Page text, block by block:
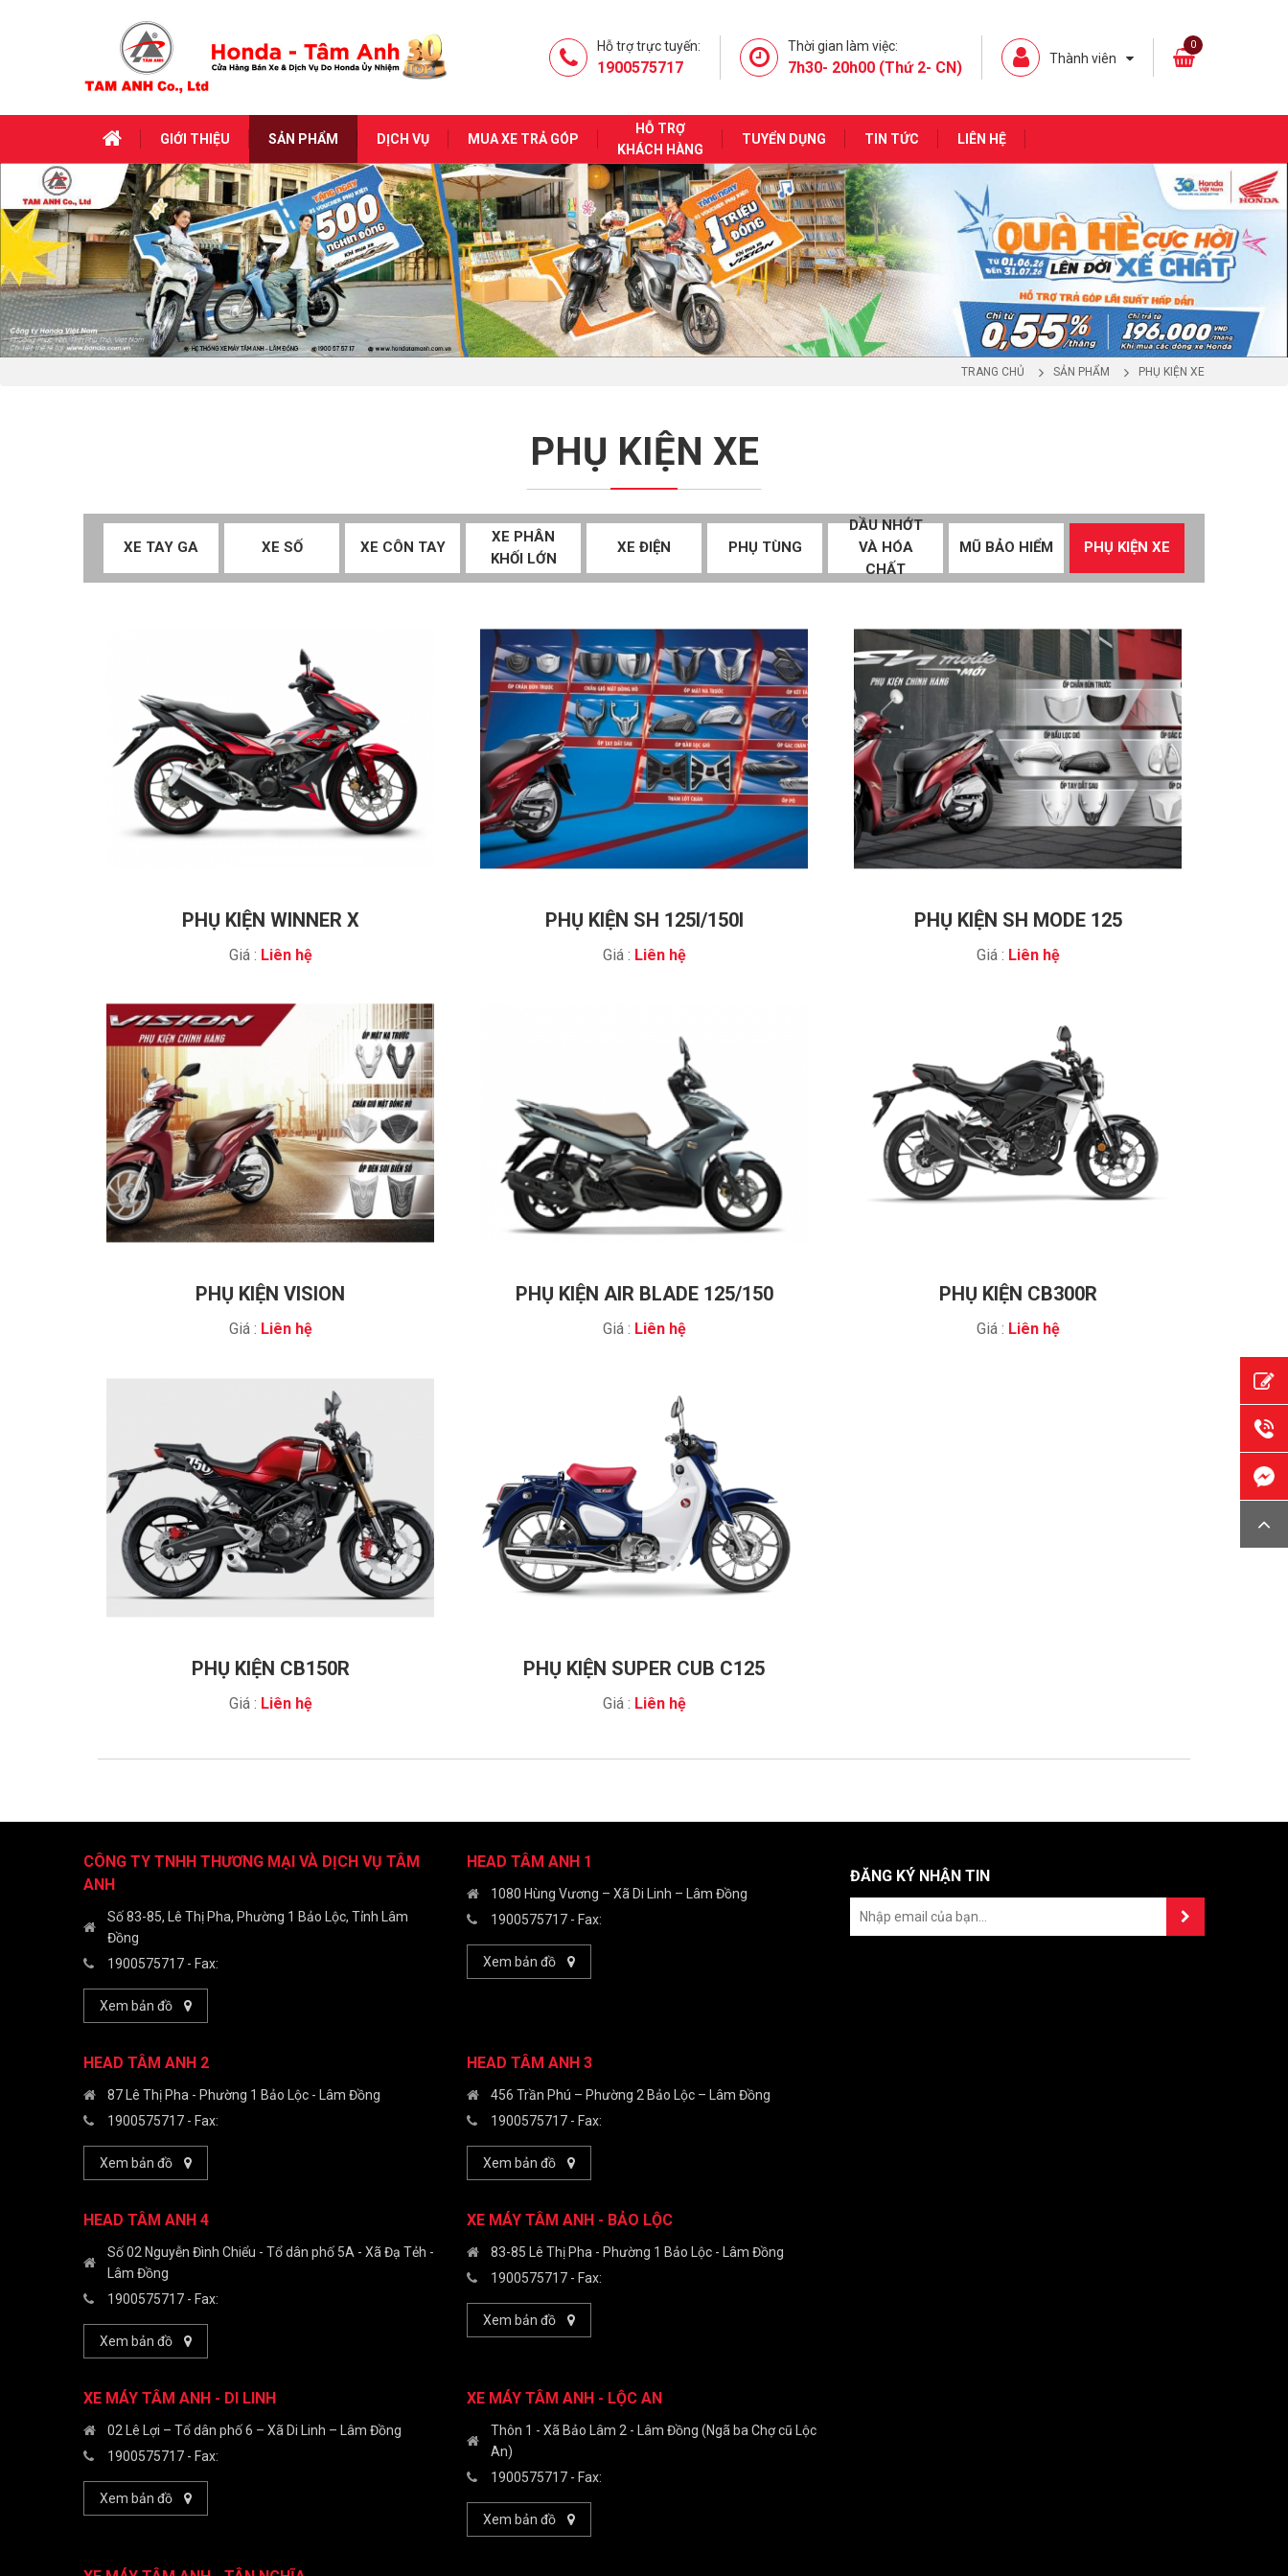
Hỗ trợ trực tuyến:
1900575717
Thời gian làm việc:
7h30- 20h00 (Thứ 2- CN) Thành viên
0
GIỚI THIỆU SẢN PHẨM DỊCH VỤ MUA XE TRẢ GÓP
HỖ TRỢ
KHÁCH HÀNG
TUYỂN DỤNG TIN TỨC LIÊN HỆ
TRANG CHỦ SẢN PHẨM PHỤ KIỆN XE
PHỤ KIỆN XE
XE TAY GA XE SỐ XE CÔN TAY
XE PHÂN
KHỐI LỚN
XE ĐIỆN PHỤ TÙNG
DẦU NHỚT
VÀ HÓA
CHẤT
MŨ BẢO HIỂM PHỤ KIỆN XE
PHỤ KIỆN WINNER X
Giá : Liên hệ
PHỤ KIỆN SH 125I/150I
Giá : Liên hệ
PHỤ KIỆN SH MODE 125
Giá : Liên hệ
PHỤ KIỆN VISION
Giá : Liên hệ
PHỤ KIỆN AIR BLADE 125/150
Giá : Liên hệ
PHỤ KIỆN CB300R
Giá : Liên hệ
PHỤ KIỆN CB150R
Giá : Liên hệ
PHỤ KIỆN SUPER CUB C125
Giá : Liên hệ
CÔNG TY TNHH THƯƠNG MẠI VÀ DỊCH VỤ TÂM
ANH
Số 83-85, Lê Thị Pha, Phường 1 Bảo Lộc, Tỉnh Lâm
Đồng
1900575717 - Fax:
Xem bản đồ
HEAD TÂM ANH 1
1080 Hùng Vương – Xã Di Linh – Lâm Đồng
1900575717 - Fax:
Xem bản đồ
HEAD TÂM ANH 2
87 Lê Thị Pha - Phường 1 Bảo Lộc - Lâm Đồng
1900575717 - Fax:
Xem bản đồ
HEAD TÂM ANH 3
456 Trần Phú – Phường 2 Bảo Lộc – Lâm Đồng
1900575717 - Fax:
Xem bản đồ
HEAD TÂM ANH 4
Số 02 Nguyễn Đình Chiểu - Tổ dân phố 5A - Xã Đạ Tẻh -
Lâm Đồng
1900575717 - Fax:
Xem bản đồ
XE MÁY TÂM ANH - BẢO LỘC
83-85 Lê Thị Pha - Phường 1 Bảo Lộc - Lâm Đồng
1900575717 - Fax:
Xem bản đồ
XE MÁY TÂM ANH - DI LINH
02 Lê Lợi – Tổ dân phố 6 – Xã Di Linh – Lâm Đồng
1900575717 - Fax:
Xem bản đồ
XE MÁY TÂM ANH - LỘC AN
Thôn 1 - Xã Bảo Lâm 2 - Lâm Đồng (Ngã ba Chợ cũ Lộc
An)
1900575717 - Fax:
Xem bản đồ
ĐĂNG KÝ NHẬN TIN